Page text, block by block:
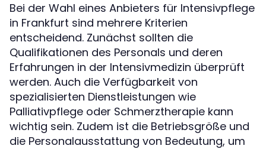
Bei der Wahl eines Anbieters für Intensivpflege
in Frankfurt sind mehrere Kriterien
entscheidend. Zunächst sollten die
Qualifikationen des Personals und deren
Erfahrungen in der Intensivmedizin überprüft
werden. Auch die Verfügbarkeit von
spezialisierten Dienstleistungen wie
Palliativpflege oder Schmerztherapie kann
wichtig sein. Zudem ist die Betriebsgröße und
die Personalausstattung von Bedeutung, um